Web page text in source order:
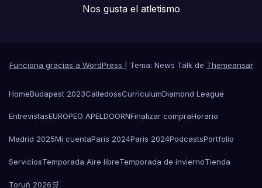
Nos gusta el atletismo
Funciona gracias a WordPress Tema: News Talk de Themeansar
HomeBudapest 2023CalledossCurriculumDiamond League
EntrevistasEUROPEO APELDOORNFinalizar compraHorario
Madrid 2025Mi cuentaParis 2024Paris 2024PodcastsPortfolio
ServiciosTemporada Aire libreTemporada de inviernoTienda
Toruń 2026🛒